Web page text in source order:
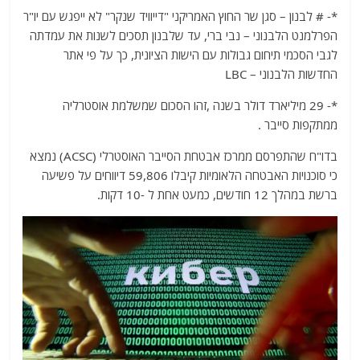
*- # לבנון – סגן שר החוץ האמריקני "דייוויד שנקר" לא ייפגש עם יו"ר
הפרלמנט הלבנוני – נבי ברי, עד שלבנון תסכים לשנות את עמדתה
לגבי הסכמי תיחום גבולות עם הישות הציונית, כך על פי אתר
החדשות הלבנוני – LBC
*- 29 מיליארד דולר בשנה ,זהו הסכום שמשלמת אוסטרליה
ממתקפות סייבר .
בדו"ח שהתפרסם ממרכז אבטחת הסייבר האוסטרלי (ACSC) נמצא
כי סוכנויות האבטחה הלאומיות קיבלו 59,806 דיווחים על פשיעה
ברשת במהלך 12 חודשים, כמעט אחת ל -10 דקות.